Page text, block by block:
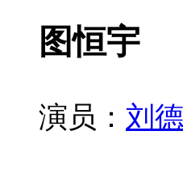
图恒宇
演员： 刘